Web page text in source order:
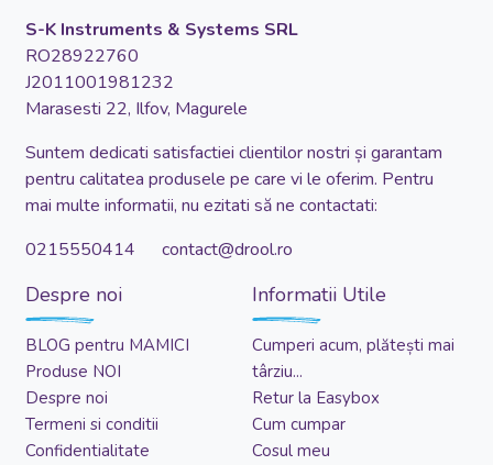
S-K Instruments & Systems SRL
RO28922760
J2011001981232
Marasesti 22, Ilfov, Magurele
Suntem dedicati satisfactiei clientilor nostri și garantam
pentru calitatea produsele pe care vi le oferim. Pentru
mai multe informatii, nu ezitati să ne contactati:
0215550414 contact@drool.ro
Despre noi
BLOG pentru MAMICI
Produse NOI
Despre noi
Termeni si conditii
Confidentialitate
Informatii Utile
Cumperi acum, plătești mai
târziu...
Retur la Easybox
Cum cumpar
Cosul meu